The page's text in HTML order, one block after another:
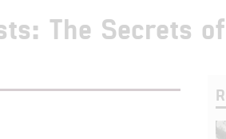
The Secrets